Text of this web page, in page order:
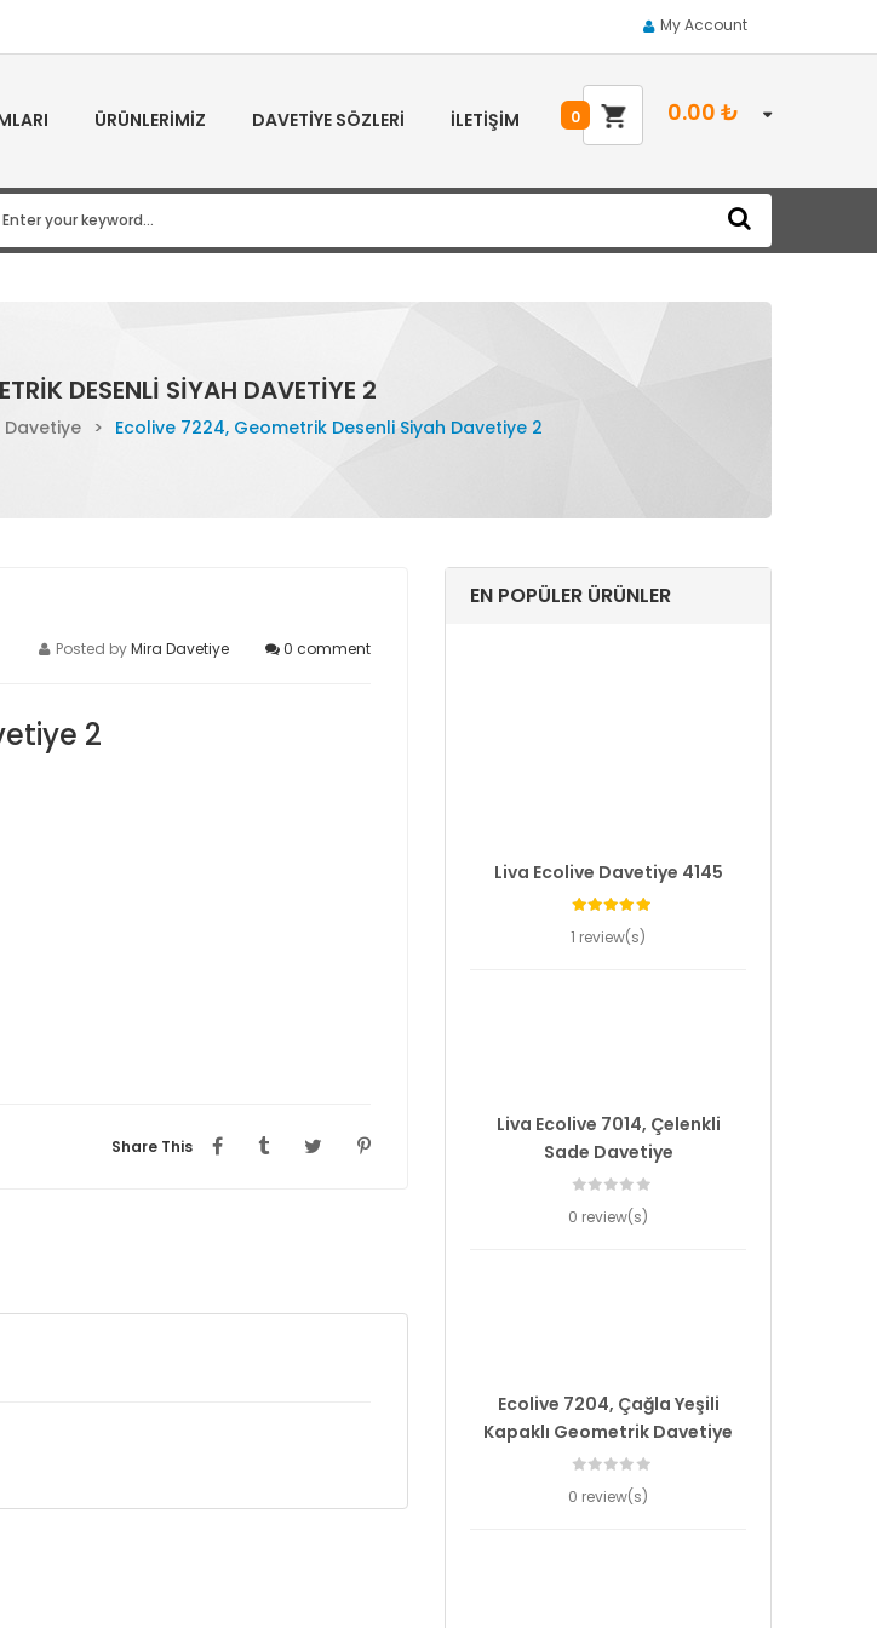
My Account
ÜRÜNLERIMIZ DAVETIYE SÖZLERI İLETIŞIM 0.00 ₺
0
DESENLI SIYAH DAVETIYE 2
Davetiye > Ecolive 7224, Geometrik Desenli Siyah Davetiye 2
0 comment
Posted byMira Davetiye
2
Share This
EN POPÜLER ÜRÜNLER
Liva Ecolive Davetiye 4145
1 review(s)
Liva Ecolive 7014, Çelenkli
Sade Davetiye
0 review(s)
Ecolive 7204, Çağla Yeşili
Kapaklı Geometrik Davetiye
0 review(s)